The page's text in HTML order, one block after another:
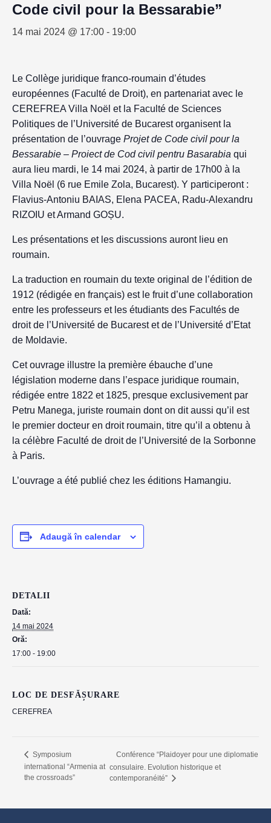
Code civil pour la Bessarabie”
14 mai 2024 @ 17:00 - 19:00
Le Collège juridique franco-roumain d’études
européennes (Faculté de Droit), en partenariat avec le
CEREFREA Villa Noël et la Faculté de Sciences
Politiques de l’Université de Bucarest organisent la
présentation de l’ouvrage Projet de Code civil pour la
Bessarabie – Proiect de Cod civil pentru Basarabia qui
aura lieu mardi, le 14 mai 2024, à partir de 17h00 à la
Villa Noël (6 rue Emile Zola, Bucarest). Y participeront :
Flavius-Antoniu BAIAS, Elena PACEA, Radu-Alexandru
RIZOIU et Armand GOȘU.
Les présentations et les discussions auront lieu en
roumain.
La traduction en roumain du texte original de l’édition de
1912 (rédigée en français) est le fruit d’une collaboration
entre les professeurs et les étudiants des Facultés de
droit de l’Université de Bucarest et de l’Université d’Etat
de Moldavie.
Cet ouvrage illustre la première ébauche d’une
législation moderne dans l’espace juridique roumain,
rédigée entre 1822 et 1825, presque exclusivement par
Petru Manega, juriste roumain dont on dit aussi qu’il est
le premier docteur en droit roumain, titre qu’il a obtenu à
la célèbre Faculté de droit de l’Université de la Sorbonne
à Paris.
L’ouvrage a été publié chez les éditions Hamangiu.
Adaugă în calendar
DETALII
Dată:
14 mai 2024
Oră:
17:00 - 19:00
LOC DE DESFĂȘURARE
CEREFREA
Symposium
international “Armenia at
the crossroads”
Conférence “Plaidoyer pour une diplomatie
consulaire. Evolution historique et
contemporanéité”